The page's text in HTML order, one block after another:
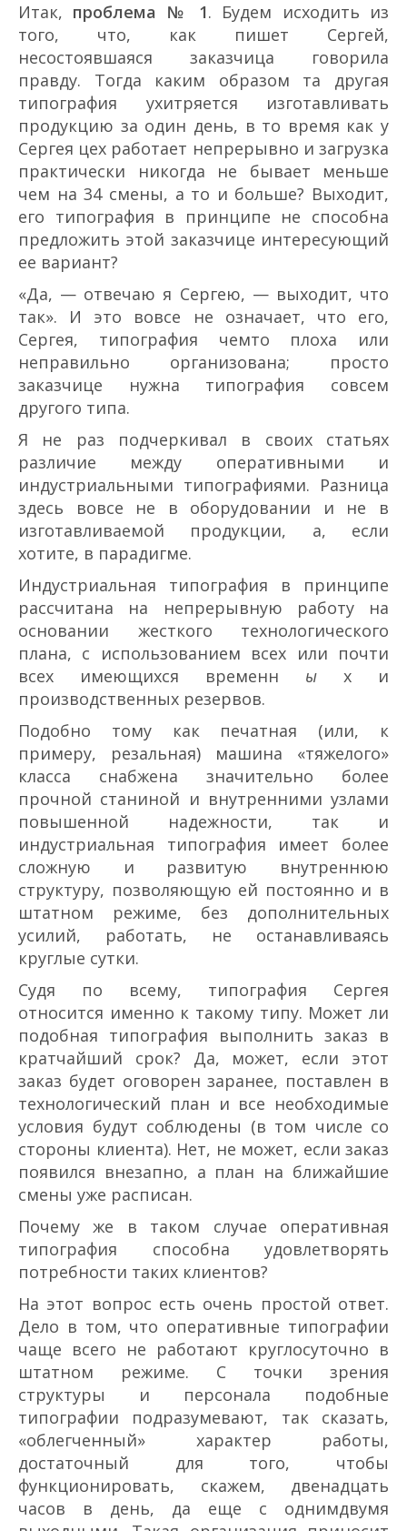
Итак, проблема № 1. Будем исходить из
того, что, как пишет Сергей,
несостоявшаяся заказчица говорила
правду. Тогда каким образом та другая
типография ухитряется изготавливать
продукцию за один день, в то время как у
Сергея цех работает непрерывно и загрузка
практически никогда не бывает меньше
чем на 3­4 смены, а то и больше? Выходит,
его типография в принципе не способна
предложить этой заказчице интересующий
ее вариант?
«Да, — отвечаю я Сергею, — выходит, что
так». И это вовсе не означает, что его,
Сергея, типография чем­то плоха или
неправильно организована; просто
заказчице нужна типография совсем
другого типа.
Я не раз подчеркивал в своих статьях
различие между оперативными и
индустриальными типографиями. Разница
здесь вовсе не в оборудовании и не в
изготавливаемой продукции, а, если
хотите, в парадигме.
Индустриальная типография в принципе
рассчитана на непрерывную работу на
основании жесткого технологического
плана, с использованием всех или почти
всех имеющихся временн ы х и
производственных резервов.
Подобно тому как печатная (или, к
примеру, резальная) машина «тяжелого»
класса снабжена значительно более
прочной станиной и внутренними узлами
повышенной надежности, так и
индустриальная типография имеет более
сложную и развитую внутреннюю
структуру, позволяющую ей постоянно и в
штатном режиме, без дополнительных
усилий, работать, не останавливаясь
круглые сутки.
Судя по всему, типография Сергея
относится именно к такому типу. Может ли
подобная типография выполнить заказ в
кратчайший срок? Да, может, если этот
заказ будет оговорен заранее, поставлен в
технологический план и все необходимые
условия будут соблюдены (в том числе со
стороны клиента). Нет, не может, если заказ
появился внезапно, а план на ближайшие
смены уже расписан.
Почему же в таком случае оперативная
типография способна удовлетворять
потребности таких клиентов?
На этот вопрос есть очень простой ответ.
Дело в том, что оперативные типографии
чаще всего не работают круглосуточно в
штатном режиме. С точки зрения
структуры и персонала подобные
типографии подразумевают, так сказать,
«облегченный» характер работы,
достаточный для того, чтобы
функционировать, скажем, двенадцать
часов в день, да еще с одним­двумя